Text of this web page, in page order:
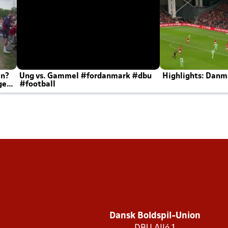
Ung vs. Gammel #fordanmark #dbu
#football
Highlights:
Dansk Boldspil-Union